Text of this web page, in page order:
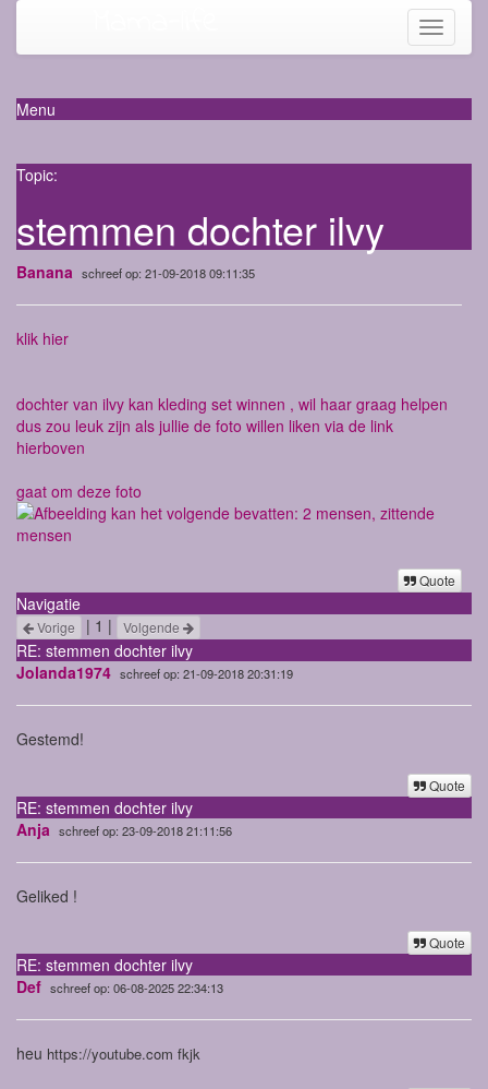
Toggle
Menu
Topic:
stemmen dochter ilvy
Banana schreef op: 21-09-2018 09:11:35
klik hier
dochter van ilvy kan kleding set winnen , wil haar graag helpen
dus zou leuk zijn als jullie de foto willen liken via de link
hierboven
gaat om deze foto
Quote
Navigatie
Vorige | 1 | Volgende
RE: stemmen dochter ilvy
Jolanda1974 schreef op: 21-09-2018 20:31:19
Gestemd!
Quote
RE: stemmen dochter ilvy
Anja schreef op: 23-09-2018 21:11:56
Geliked !
Quote
RE: stemmen dochter ilvy
Def schreef op: 06-08-2025 22:34:13
heu https://youtube.com fkjk